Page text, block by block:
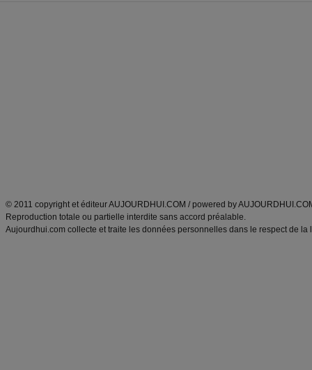
© 2011 copyright et éditeur AUJOURDHUI.COM / powered by
Reproduction totale ou partielle interdite sans accord préalable.
Aujourdhui.com collecte et traite les données personnelles dans le respect de